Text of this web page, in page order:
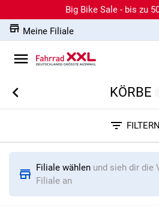
Big Bike Sale - bis zu
Meine Filiale
KÖRBE
FILTERN
Filiale wählen und sieh dir die
Filiale an